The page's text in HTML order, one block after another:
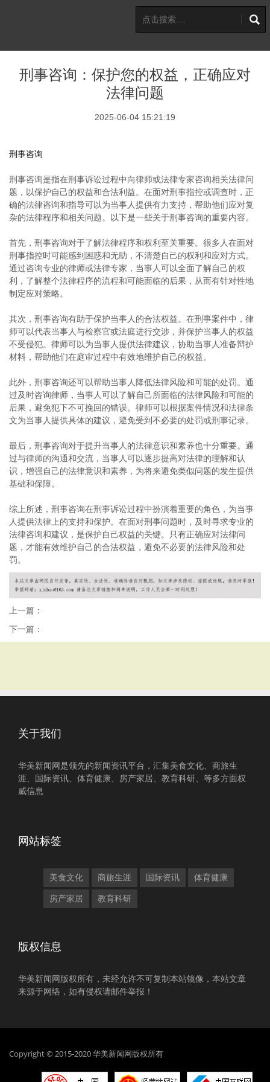
刑事咨询：保护您的权益，正确应对
法律问题
2025-06-04 15:21:19
刑事咨询
刑事咨询是指在刑事诉讼过程中向律师或法律专家咨询相关法律问
题，以保护自己的权益和合法利益。在面对刑事指控或调查时，正
确的法律咨询和指导可以为当事人提供有力支持，帮助他们应对复
杂的法律程序和相关问题。以下是一些关于刑事咨询的重要内容。
首先，刑事咨询对于了解法律程序和权利至关重要。很多人在面对
刑事指控时可能感到困惑和无助，不清楚自己的权利和应对方式。
通过咨询专业的律师或法律专家，当事人可以全面了解自己的权
利，了解整个法律程序的流程和可能面临的后果，从而有针对性地
制定应对策略。
其次，刑事咨询有助于保护当事人的合法权益。在刑事案件中，律
师可以代表当事人与检察官或法庭进行交涉，并保护当事人的权益
不受侵犯。律师可以为当事人提供法律建议，协助当事人准备辩护
材料，帮助他们在庭审过程中有效地维护自己的权益。
此外，刑事咨询还可以帮助当事人降低法律风险和可能的处罚。通
过及时咨询律师，当事人可以了解自己所面临的法律风险和可能的
后果，避免犯下不可挽回的错误。律师可以根据案件情况和法律条
文为当事人提供具体的建议，避免受到不必要的处罚或刑事记录。
最后，刑事咨询对于提升当事人的法律意识和素养也十分重要。通
过与律师的沟通和交流，当事人可以逐步提高对法律的理解和认
识，增强自己的法律意识和素养，为将来避免类似问题的发生提供
基础和保障。
综上所述，刑事咨询在刑事诉讼过程中扮演着重要的角色，为当事
人提供法律上的支持和保护。在面对刑事问题时，及时寻求专业的
法律咨询和建议，是保护自己权益的关键。只有正确应对法律问
题，才能有效维护自己的合法权益，避免不必要的法律风险和处
罚。
上一篇：
下一篇：
关于我们
华美新闻网是领先的新闻资讯平台，汇集美食文化、商旅生
涯、国际资讯、体育健康、房产家居、教育科研、等多方面权
威信息
网站标签
美食文化 商旅生涯 国际资讯 体育健康
房产家居 教育科研
版权信息
华美新闻网版权所有，未经允许不可复制本站镜像，本站文章
来源于网络，如有侵权请邮件举报！
Copyright © 2015-2020 华美新闻网版权所有